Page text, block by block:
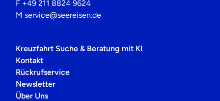
F +49 211 8824 9624
M service@seereisen.de
Kreuzfahrt Suche & Beratung mit KI
Kontakt
Rückrufservice
Newsletter
Über Uns